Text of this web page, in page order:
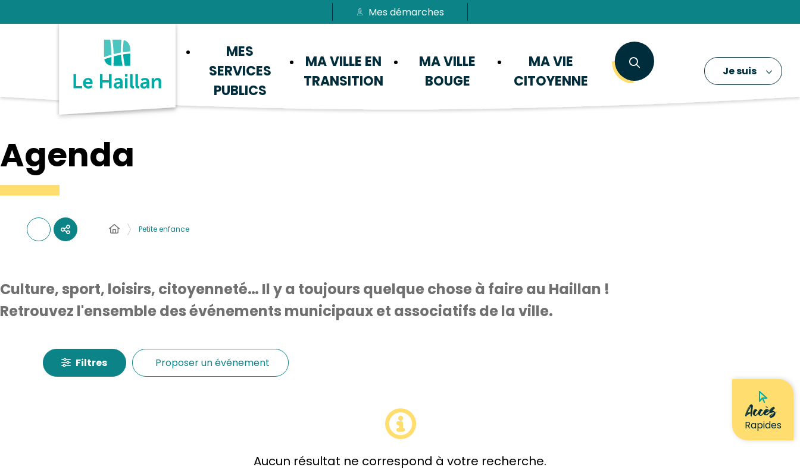
Passer au contenu
Mes démarches
MES
SERVICES
PUBLICS
MA VILLE EN
TRANSITION
MA VILLE
BOUGE
MA VIE
CITOYENNE
Accès
Rapides
Je suis
Agenda
Petite enfance
Culture, sport, loisirs, citoyenneté… Il y a toujours quelque chose à faire au Haillan !
Retrouvez l'ensemble des événements municipaux et associatifs de la ville.
Filtres Proposer un événement
Aucun résultat ne correspond à votre recherche.